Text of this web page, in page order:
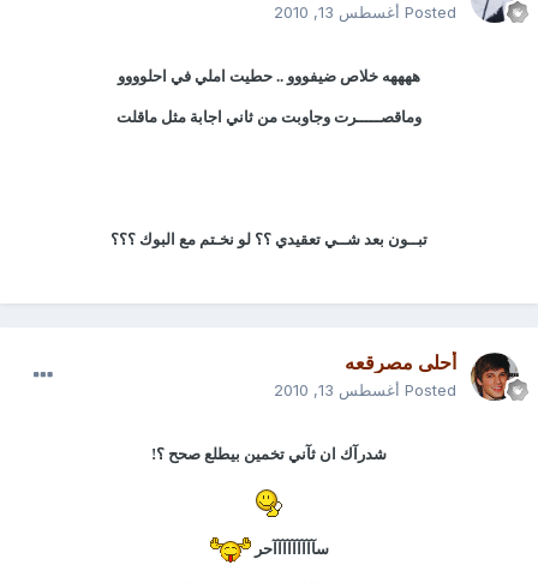
Posted أغسطس 13, 2010
ههههه خلاص ضيفووو .. حطيت املي في احلوووو
وماقصـــــرت وجاوبت من ثاني اجابة مثل ماقلت
تبــون بعد شــي تعقيدي ؟؟ لو نخـتم مع البوك ؟؟؟
أحلى مصرقعه
Posted أغسطس 13, 2010
شدرآك ان ثآني تخمين بيطلع صحح ؟!
سآآآآآآآآآحر